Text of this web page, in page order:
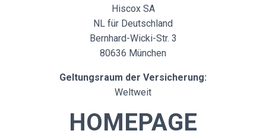
Hiscox SA
NL für Deutschland
Bernhard-Wicki-Str. 3
80636 München
Geltungsraum der Versicherung:
Weltweit
HOMEPAGE